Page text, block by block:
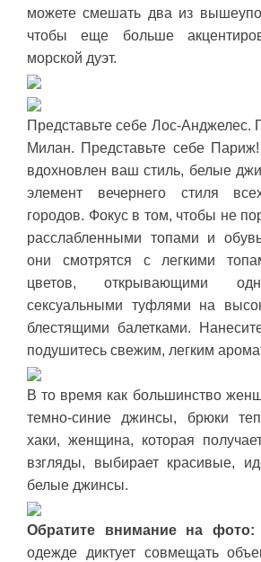
можете смешать два из
чтобы еще больше
морской дуэт.
Представьте себе Лос-Анджелес.
Милан. Представьте себе
вдохновлен ваш стиль, белые
элемент вечернего стиля
городов. Фокус в том, чтобы не
расслабленными топами и
они смотрятся с легкими
цветов, открывающими
сексуальными туфлями на
блестящими балетками.
подушитесь свежим, легким
В то время как большинство
темно-синие джинсы, брюки
хаки, женщина, которая
взгляды, выбирает красивые,
белые джинсы.
Обратите внимание на фото:
одежде диктует совмещать